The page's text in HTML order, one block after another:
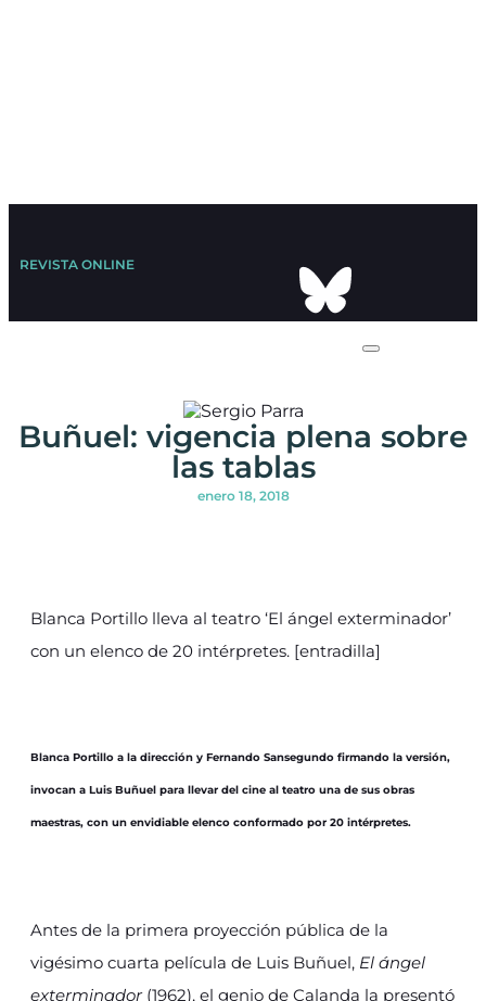
REVISTA ONLINE
Buñuel: vigencia plena sobre
las tablas
enero 18, 2018
Blanca Portillo lleva al teatro ‘El ángel exterminador’
con un elenco de 20 intérpretes. [entradilla]
Blanca Portillo a la dirección y Fernando Sansegundo firmando la versión,
invocan a Luis Buñuel para llevar del cine al teatro una de sus obras
maestras, con un envidiable elenco conformado por 20 intérpretes.
Antes de la primera proyección pública de la
vigésimo cuarta película de Luis Buñuel, El ángel
exterminador(1962), el genio de Calanda la presentó